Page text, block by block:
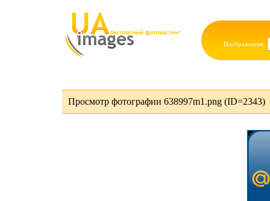
Изображения:
Просмотр фотографии 638997m1.png (ID=2343)